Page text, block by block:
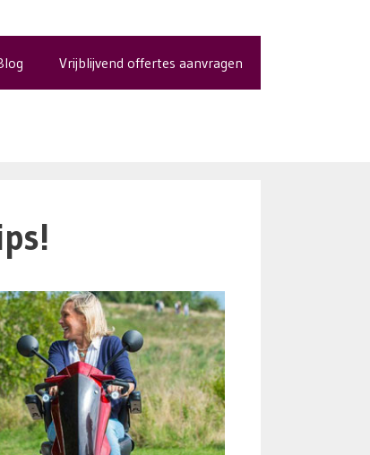
Vrijblijvend offertes aanvragen